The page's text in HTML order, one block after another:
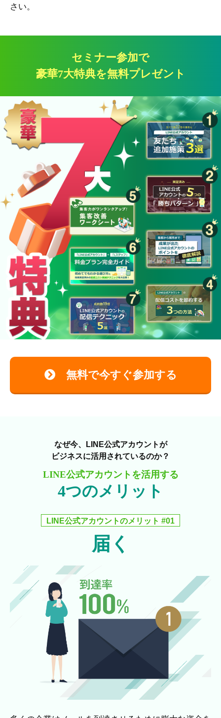
さい。
セミナー参加で
豪華7大特典を無料プレゼント
無料で今すぐ参加する
なぜ今、LINE公式アカウントが
ビジネスに活用されているのか？
LINE公式アカウントを活用する
4つのメリット
LINE公式アカウントのメリット #01
届く